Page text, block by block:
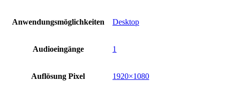
Anwendungsmöglichkeiten Desktop
Audioeingänge 1
Auflösung Pixel 1920×1080